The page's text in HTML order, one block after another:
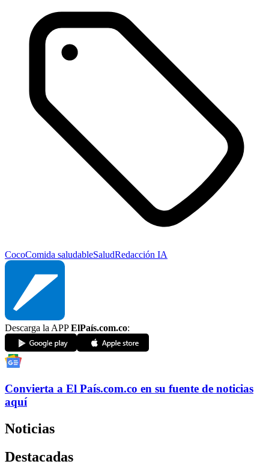
CocoComida saludableSaludRedacción IA
Descarga la APPElPaís.com.co:
Convierta a El País.com.co en su fuente de noticias
aquí
Noticias
Destacadas